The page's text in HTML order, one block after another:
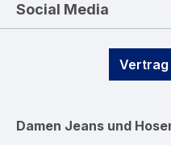
Social Media
Damen Jeans und